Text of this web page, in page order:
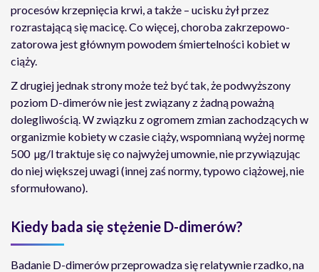
procesów krzepnięcia krwi, a także – ucisku żył przez
rozrastającą się macicę. Co więcej, choroba zakrzepowo-
zatorowa jest głównym powodem śmiertelności kobiet w
ciąży.
Z drugiej jednak strony może też być tak, że podwyższony
poziom D-dimerów nie jest związany z żadną poważną
dolegliwością. W związku z ogromem zmian zachodzących w
organizmie kobiety w czasie ciąży, wspomnianą wyżej normę
500 µg/l traktuje się co najwyżej umownie, nie przywiązując
do niej większej uwagi (innej zaś normy, typowo ciążowej, nie
sformułowano).
Kiedy bada się stężenie D-dimerów?
Badanie D-dimerów przeprowadza się relatywnie rzadko, na